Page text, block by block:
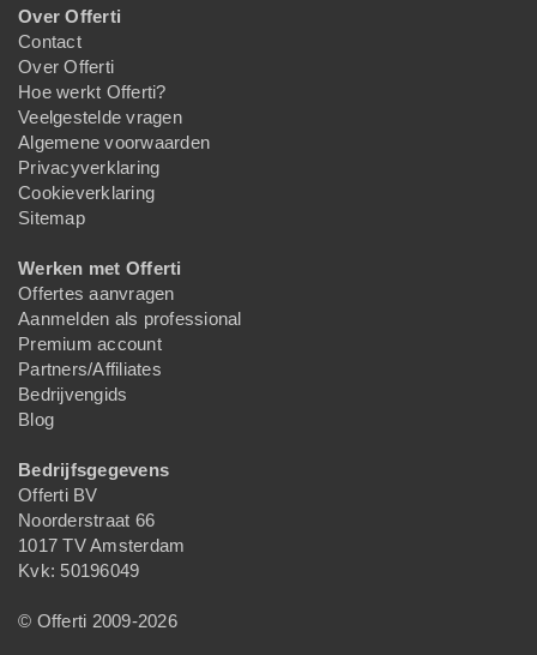
Over Offerti
Contact
Over Offerti
Hoe werkt Offerti?
Veelgestelde vragen
Algemene voorwaarden
Privacyverklaring
Cookieverklaring
Sitemap
Werken met Offerti
Offertes aanvragen
Aanmelden als professional
Premium account
Partners/Affiliates
Bedrijvengids
Blog
Bedrijfsgegevens
Offerti BV
Noorderstraat 66
1017 TV Amsterdam
Kvk: 50196049
© Offerti 2009-2026